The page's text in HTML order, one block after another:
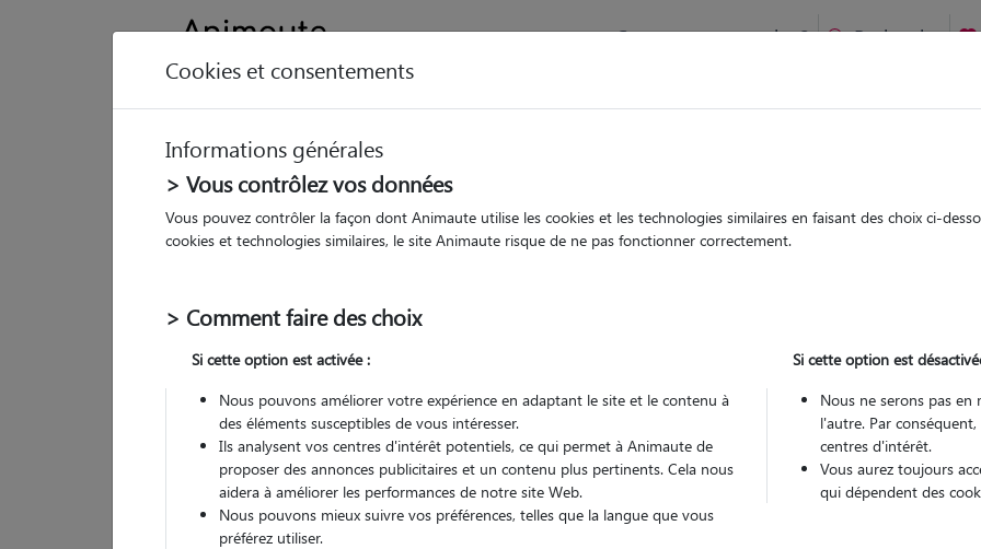
Comment ça marche ? Recherche
2 avis)
5/5
Noémie
Cookies et consentements
Informations générales
> Vous contrôlez vos données
Vous pouvez contrôler la façon dont Animaute utilise les cookies et les technologies similaires en faisant des choix ci-
cookies et technologies similaires, le site Animaute risque de ne pas fonctionner correctement.
> Comment faire des choix
Si cette option est activée :
Nous pouvons améliorer votre expérience en adaptant le site et le contenu à
des éléments susceptibles de vous intéresser.
Ils analysent vos centres d'intérêt potentiels, ce qui permet à Animaute de
proposer des annonces publicitaires et un contenu plus pertinents. Cela nous
aidera à améliorer les performances de notre site Web.
Nous pouvons mieux suivre vos préférences, telles que la langue que vous
préférez utiliser.
Si cette option est
Nous ne serons pas en
l'autre. Par
centres d'intérêt.
Vous aurez toujours
qui dépendent des